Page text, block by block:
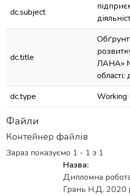
dc.subject
dc.title
ЛАНА»
dc.type
Working
Файли
Контейнер файлів
Зараз показуємо 1 - 1 з 1
Назва:
Дипломна робота
Грань Н.Д. 2020